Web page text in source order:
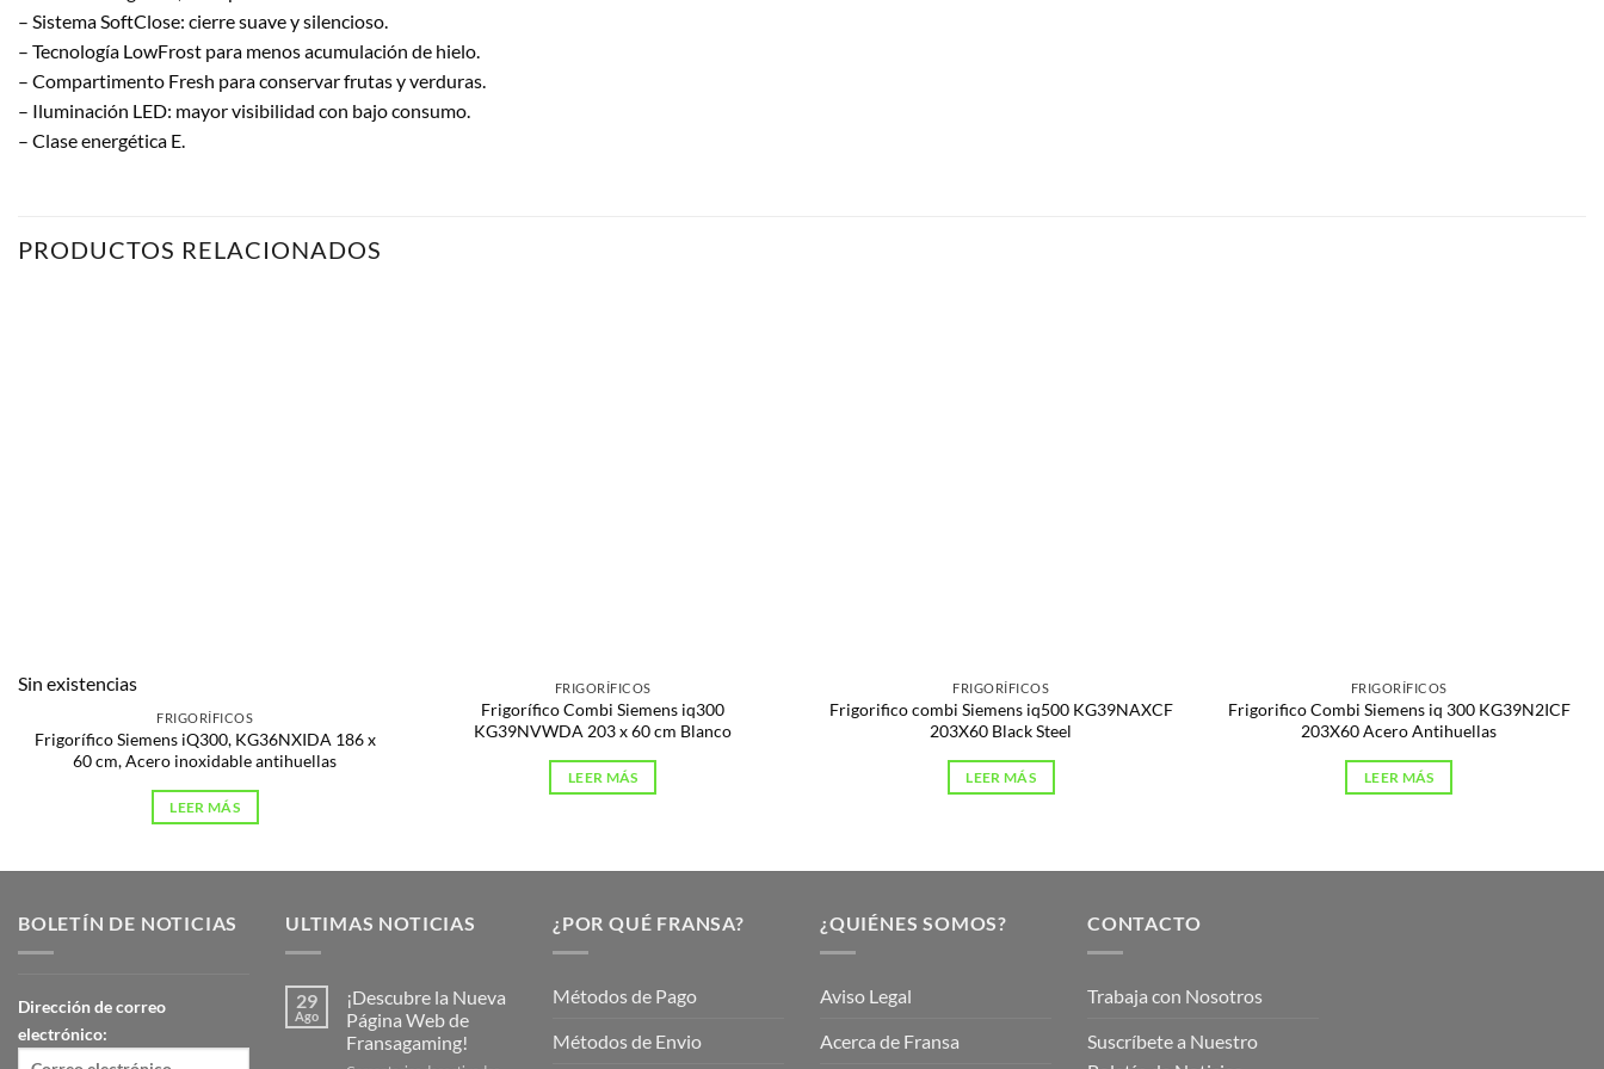
– Sistema SoftClose: cierre suave y silencioso.
– Tecnología LowFrost para menos acumulación de hielo.
– Compartimento Fresh para conservar frutas y verduras.
– Iluminación LED: mayor visibilidad con bajo consumo.
– Clase energética E.
PRODUCTOS RELACIONADOS
Sin existencias
FRIGORÍFICOS
Frigorífico Siemens iQ300, KG36NXIDA 186 x
60 cm, Acero inoxidable antihuellas
LEER MÁS
FRIGORÍFICOS
Frigorífico Combi Siemens iq300
KG39NVWDA 203 x 60 cm Blanco
LEER MÁS
FRIGORÍFICOS
Frigorifico combi Siemens iq500 KG39NAXCF
203X60 Black Steel
LEER MÁS
FRIGORÍFICOS
Frigorifico Combi Siemens iq 300 KG39N2ICF
203X60 Acero Antihuellas
LEER MÁS
BOLETÍN DE NOTICIAS
Dirección de correo
electrónico:
ULTIMAS NOTICIAS
29
Ago
¡Descubre la Nueva
Página Web de
Fransagaming!
¿POR QUÉ FRANSA?
Métodos de Pago
Métodos de Envio
¿QUIÉNES SOMOS?
Aviso Legal
Acerca de Fransa
CONTACTO
Trabaja con Nosotros
Suscríbete a Nuestro